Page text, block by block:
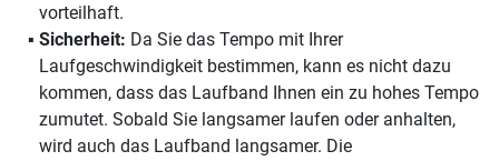
vorteilhaft.
Sicherheit: Da Sie das Tempo mit Ihrer
Laufgeschwindigkeit bestimmen, kann es nicht dazu
kommen, dass das Laufband Ihnen ein zu hohes Tempo
zumutet. Sobald Sie langsamer laufen oder anhalten,
wird auch das Laufband langsamer. Die